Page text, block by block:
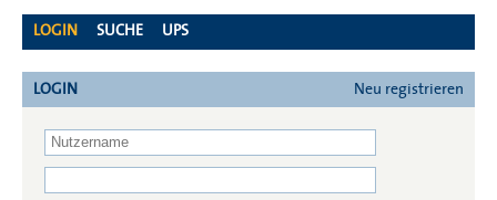
LOGIN SUCHE UPS
LOGIN Neu registrieren